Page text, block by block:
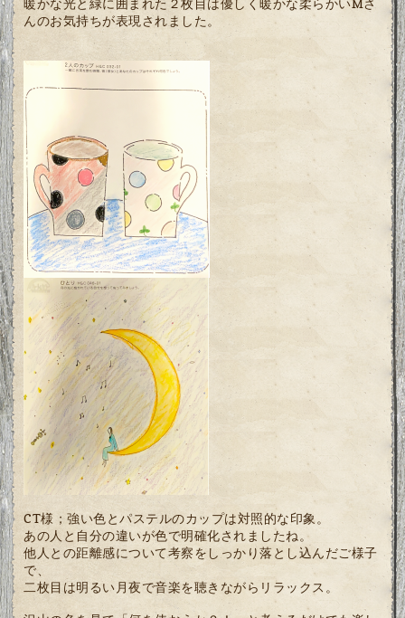
暖かな光と緑に囲まれた２枚目は優しく暖かな柔らかいMさ
んのお気持ちが表現されました。
CT様；強い色とパステルのカップは対照的な印象。
あの人と自分の違いが色で明確化されましたね。
他人との距離感について考察をしっかり落とし込んだご様子
で、
二枚目は明るい月夜で音楽を聴きながらリラックス。